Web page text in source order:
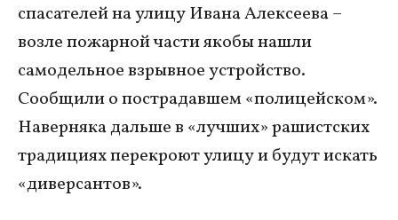
спасателей на улицу Ивана Алексеева –
возле пожарной части якобы нашли
самодельное взрывное устройство.
Сообщили о пострадавшем «полицейском».
Наверняка дальше в «лучших» рашистских
традициях перекроют улицу и будут искать
«диверсантов».